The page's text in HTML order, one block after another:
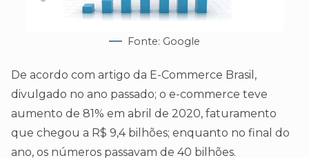
Fonte: Google
De acordo com artigo da E-Commerce Brasil,
divulgado no ano passado; o e-commerce teve
aumento de 81% em abril de 2020, faturamento
que chegou a R$ 9,4 bilhões; enquanto no final do
ano, os números passavam de 40 bilhões.